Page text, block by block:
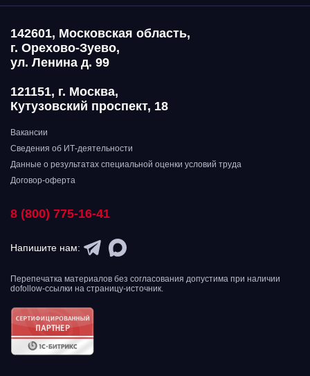
142601, Московская область,
г. Орехово-Зуево,
ул. Ленина д. 99
121151, г. Москва,
Кутузовский проспект, 18
Вакансии
Сведения об ИТ-деятельности
Данные о результатах специальной оценки условий труда
Договор-оферта
8 (800) 775-16-41
Напишите нам:
Перепечатка материалов без согласования допустима при наличии
dofollow-ссылки на страницу-источник.